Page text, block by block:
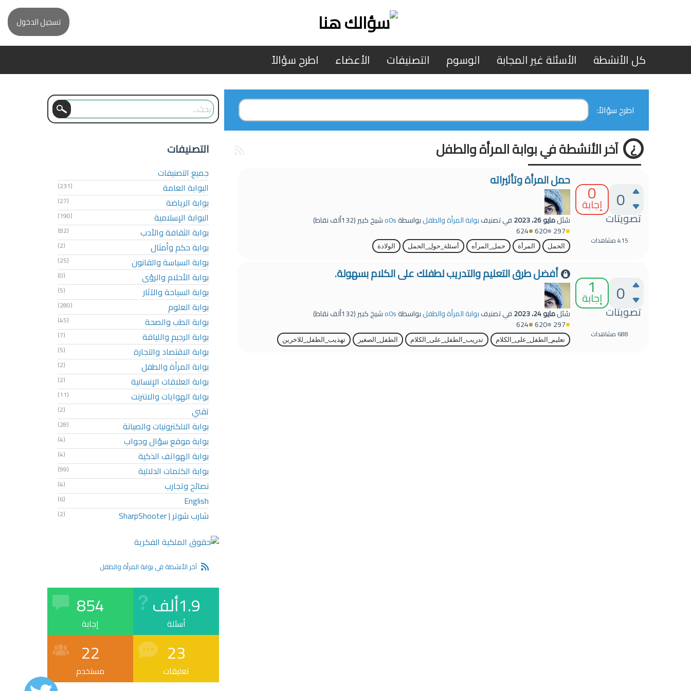
تسجيل الدخول
كل الأنشطة الأسئلة غير المجابة الوسوم التصنيفات الأعضاء اطرح سؤالاً
اطرح سؤالاً:
آخر الأنشطة في بوابة المرأة والطفل
0
تصويتات
0
إجابة
415مشاهدات
حمل المرأة وتأثيراته
سُئلمايو 26، 2023 في تصنيفبوابة المرأة والطفلبواسطةo0sشيخ كبير(132ألف
نقاط)
297
620
624
الحمل المرأة حمل_المرأه أسئلة_حول_الحمل الولادة
0
تصويتات
1
إجابة
688 مشاهدات
أفضل طرق التعليم والتدريب لطفلك على الكلام بسهولة.
سُئلمايو 24، 2023 في تصنيفبوابة المرأة والطفلبواسطةo0sشيخ كبير(132ألف
نقاط)
297
620
624
تعليم_الطفل_على_الكلام تدريب_الطفل_على_الكلام الطفل_الصغير تهذيب_الطفل_للاخرين
التصنيفات
جميع التصنيفات
البوابة العامة
(231)
بوابة الرياضة (27)
البوابة الإسلامية (190)
بوابة الثقافة والأدب (82)
بوابة حكم وأمثال (2)
بوابة السياسة والقانون (25)
بوابة الأحلام والرؤى (0)
بوابة السياحة والآثار (5)
بوابة العلوم (280)
بوابة الطب والصحة (45)
بوابة الرجيم واللياقة (7)
بوابة الاقتصاد والتجارة (5)
بوابة المرأة والطفل (2)
بوابة العلاقات الإنسانية (2)
بوابة الهوايات والانترنت (11)
تقني (2)
بوابة الالكترونيات والصيانة (28)
بوابة موقع سؤال وجواب (4)
بوابة الهواتف الذكية (4)
بوابة الكلمات الدلالية (99)
نصائح وتجارب (4)
English
(6)
شارب شوتر | SharpShooter (2)
آخر الأنشطة في بوابة المرأة والطفل
1.9ألف
أسئلة
854
إجابة
23
تعليقات
22
مستخدم